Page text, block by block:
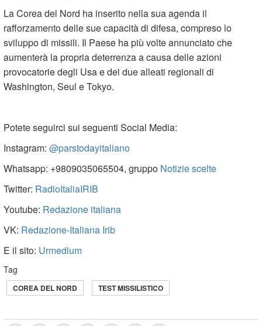
La Corea del Nord ha inserito nella sua agenda il
rafforzamento delle sue capacità di difesa, compreso lo
sviluppo di missili. Il Paese ha più volte annunciato che
aumenterà la propria deterrenza a causa delle azioni
provocatorie degli Usa e dei due alleati regionali di
Washington, Seul e Tokyo.
Potete seguirci sui seguenti Social Media:
Instagram: @parstodayitaliano
Whatsapp: +9809035065504, gruppo Notizie scelte
Twitter: RadioItaliaIRIB
Youtube: Redazione italiana
VK: Redazione-Italiana Irib
E il sito: Urmedium
Tag
COREA DEL NORD TEST MISSILISTICO